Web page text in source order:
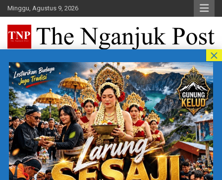
Skip
to
content
Minggu, Agustus 9, 2026
The Nganjuk Post
Home
Education
MBG BERKEADILAN: JANJI NEGARA YANG MULAI TERCEDERAI